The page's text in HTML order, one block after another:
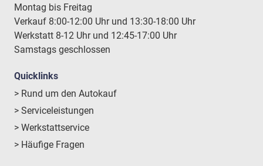
Montag bis Freitag
Verkauf 8:00-12:00 Uhr und 13:30-18:00 Uhr
Werkstatt 8-12 Uhr und 12:45-17:00 Uhr
Samstags geschlossen
Quicklinks
> Rund um den Autokauf
> Serviceleistungen
> Werkstattservice
> Häufige Fragen